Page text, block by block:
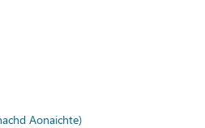
Aonaichte)